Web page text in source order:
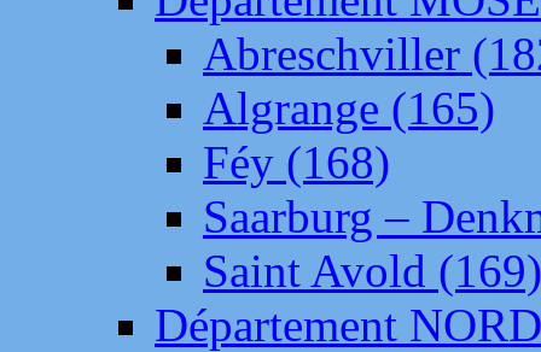
Abreschviller
Algrange (165)
Féy (168)
Saarburg –
Saint Avold (169)
Département NORD